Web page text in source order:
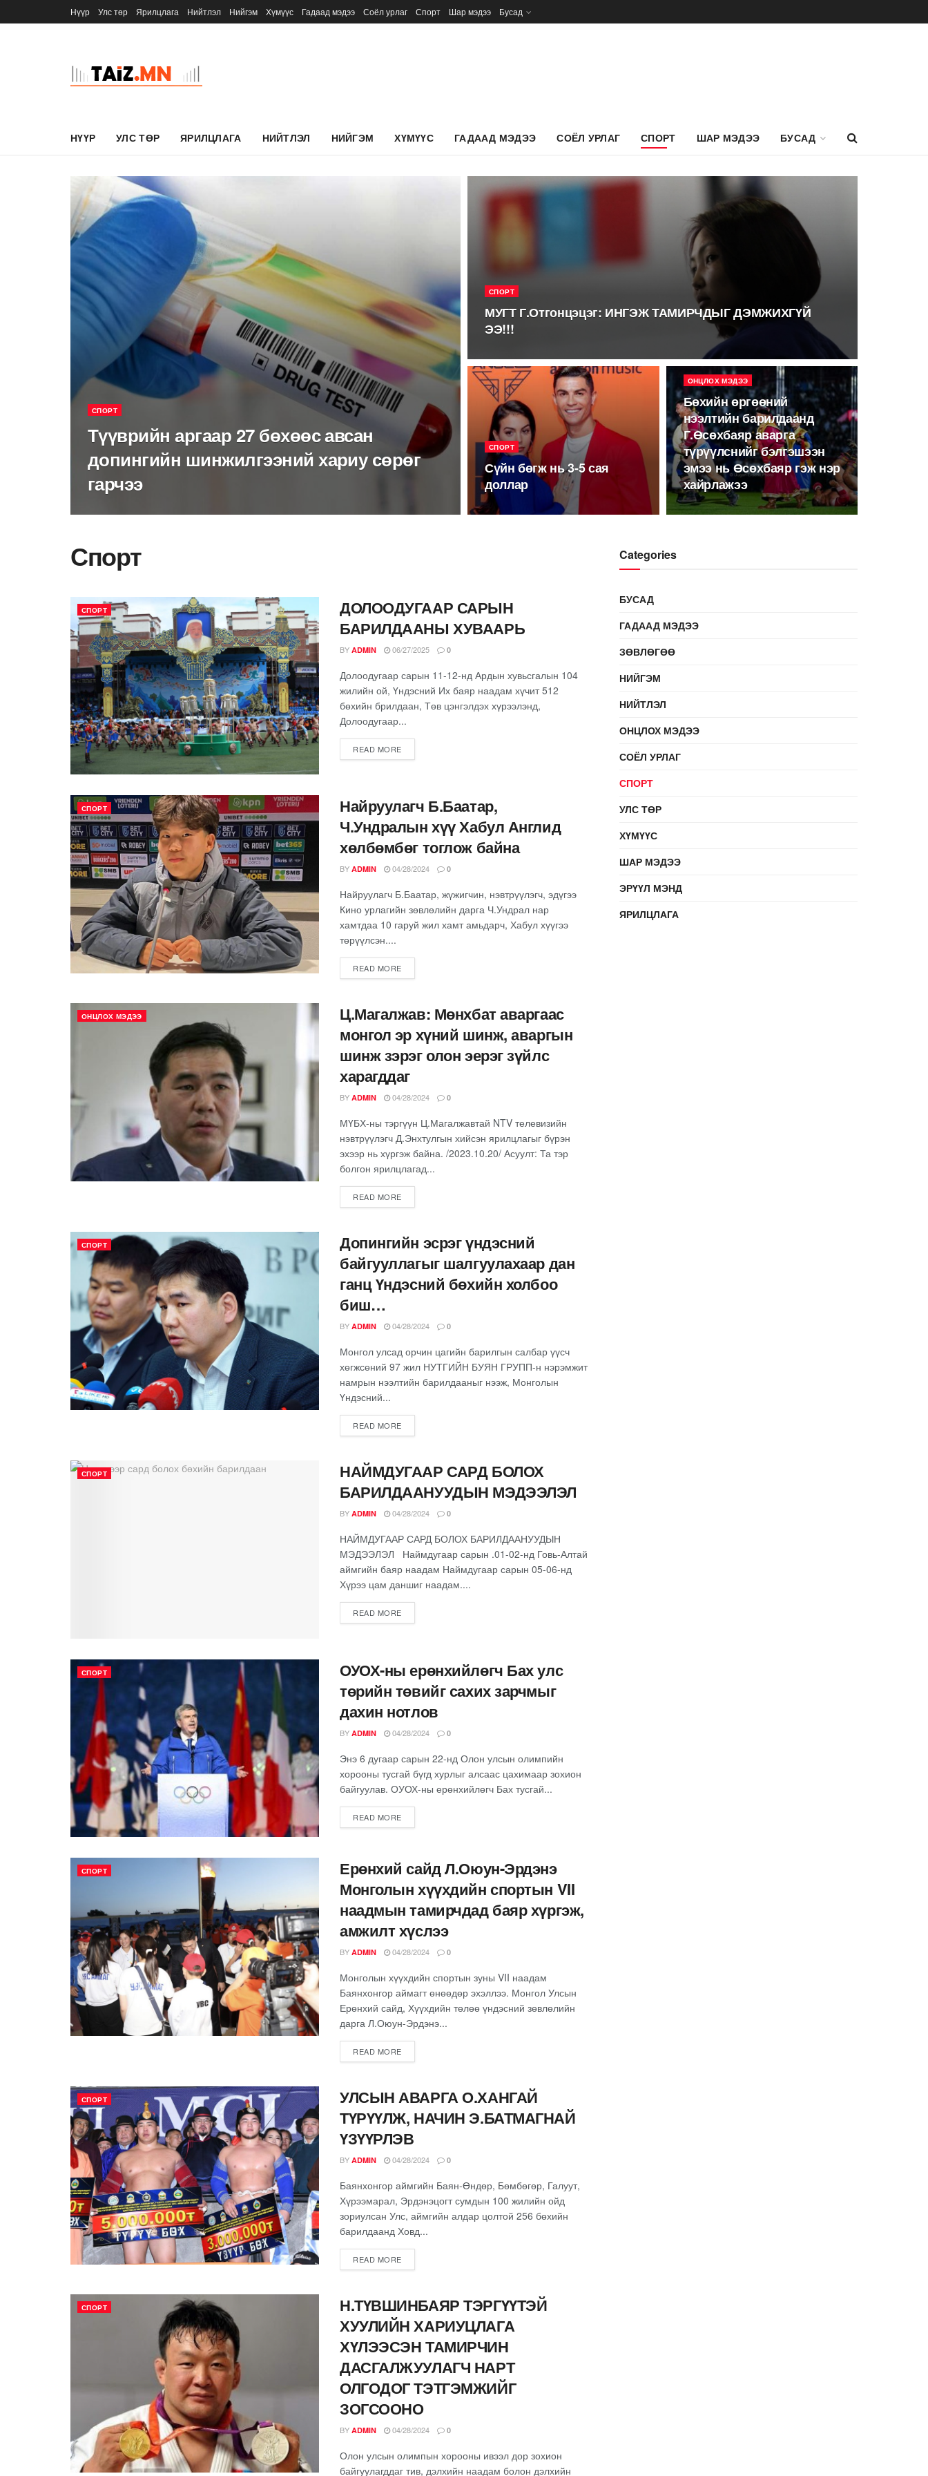
Нүүр Улс төр Ярилцлага Нийтлэл Нийгэм Хүмүүс Гадаад мэдээ Соёл урлаг Спорт Шар мэдээ Бусад
НҮҮР УЛС ТӨР ЯРИЛЦЛАГА НИЙТЛЭЛ НИЙГЭМ ХҮМҮҮС ГАДААД МЭДЭЭ СОЁЛ УРЛАГ СПОРТ ШАР МЭДЭЭ БУСАД
СПОРТ
Түүврийн аргаар 27 бөхөөс авсан
допингийн шинжилгээний хариу сөрөг
гарчээ
СПОРТ
МУГТ Г.Отгонцэцэг: ИНГЭЖ ТАМИРЧДЫГ ДЭМЖИХГҮЙ
ЭЭ!!!
СПОРТ
Сүйн бөгж нь 3-5 сая
доллар
ОНЦЛОХ МЭДЭЭ
Бөхийн өргөөний
нээлтийн барилдаанд
Г.Өсөхбаяр аварга
түрүүлснийг бэлгэшээн
эмээ нь Өсөхбаяр гэж нэр
хайрлажээ
Спорт
СПОРТ
ДОЛООДУГААР САРЫН
БАРИЛДААНЫ ХУВААРЬ
BY ADMIN 06/27/2025 0
Долоодугаар сарын 11-12-нд Ардын хувьсгалын 104
жилийн ой, Үндэсний Их баяр наадам хүчит 512
бөхийн брилдаан, Төв цэнгэлдэх хүрээлэнд,
Долоодугаар...
READ MORE
СПОРТ
Найруулагч Б.Баатар,
Ч.Ундралын хүү Хабул Англид
хөлбөмбөг тоглож байна
BY ADMIN 04/28/2024 0
Найруулагч Б.Баатар, жүжигчин, нэвтрүүлэгч, эдүгээ
Кино урлагийн зөвлөлийн дарга Ч.Ундрал нар
хамтдаа 10 гаруй жил хамт амьдарч, Хабул хүүгээ
төрүүлсэн....
READ MORE
ОНЦЛОХ МЭДЭЭ
Ц.Магалжав: Мөнхбат аваргаас
монгол эр хүний шинж, аваргын
шинж зэрэг олон эерэг зүйлс
харагддаг
BY ADMIN 04/28/2024 0
МҮБХ-ны тэргүүн Ц.Магалжавтай NTV телевизийн
нэвтрүүлэгч Д.Энхтулгын хийсэн ярилцлагыг бүрэн
эхээр нь хүргэж байна. /2023.10.20/ Асуулт: Та тэр
болгон ярилцлагад...
READ MORE
СПОРТ
Допингийн эсрэг үндэсний
байгууллагыг шалгуулахаар дан
ганц Үндэсний бөхийн холбоо
биш…
BY ADMIN 04/28/2024 0
Монгол улсад орчин цагийн барилгын салбар үүсч
хөгжсөний 97 жил НУТГИЙН БУЯН ГРУПП-н нэрэмжит
намрын нээлтийн барилдааныг нээж, Монголын
Үндэсний...
READ MORE
СПОРТ
НАЙМДУГААР САРД БОЛОХ
БАРИЛДААНУУДЫН МЭДЭЭЛЭЛ
BY ADMIN 04/28/2024 0
НАЙМДУГААР САРД БОЛОХ БАРИЛДААНУУДЫН
МЭДЭЭЛЭЛ Наймдугаар сарын .01-02-нд Говь-Алтай
аймгийн баяр наадам Наймдугаар сарын 05-06-нд
Хүрээ цам даншиг наадам....
READ MORE
СПОРТ
ОУОХ-ны ерөнхийлөгч Бах улс
төрийн төвийг сахих зарчмыг
дахин нотлов
BY ADMIN 04/28/2024 0
Энэ 6 дугаар сарын 22-нд Олон улсын олимпийн
хорооны тусгай бүгд хурлыг алсаас цахимаар зохион
байгуулав. ОУОХ-ны ерөнхийлөгч Бах тусгай...
READ MORE
СПОРТ
Ерөнхий сайд Л.Оюун-Эрдэнэ
Монголын хүүхдийн спортын VII
наадмын тамирчдад баяр хүргэж,
амжилт хүслээ
BY ADMIN 04/28/2024 0
Монголын хүүхдийн спортын зуны VII наадам
Баянхонгор аймагт өнөөдөр эхэллээ. Монгол Улсын
Ерөнхий сайд, Хүүхдийн төлөө үндэсний зөвлөлийн
дарга Л.Оюун-Эрдэнэ...
READ MORE
СПОРТ
УЛСЫН АВАРГА О.ХАНГАЙ
ТҮРҮҮЛЖ, НАЧИН Э.БАТМАГНАЙ
ҮЗҮҮРЛЭВ
BY ADMIN 04/28/2024 0
Баянхонгор аймгийн Баян-Өндөр, Бөмбөгөр, Галуут,
Хүрээмарал, Эрдэнэцогт сумдын 100 жилийн ойд
зориулсан Улс, аймгийн алдар цолтой 256 бөхийн
барилдаанд Ховд...
READ MORE
СПОРТ
Н.ТҮВШИНБАЯР ТЭРГҮҮТЭЙ
ХУУЛИЙН ХАРИУЦЛАГА
ХҮЛЭЭСЭН ТАМИРЧИН
ДАСГАЛЖУУЛАГЧ НАРТ
ОЛГОДОГ ТЭТГЭМЖИЙГ
ЗОГСООНО
BY ADMIN 04/28/2024 0
Олон улсын олимпын хорооны ивээл дор зохион
байгуулагддаг тив, дэлхийн наадам болон дэлхийн
Categories
БУСАД
ГАДААД МЭДЭЭ
ЗӨВЛӨГӨӨ
НИЙГЭМ
НИЙТЛЭЛ
ОНЦЛОХ МЭДЭЭ
СОЁЛ УРЛАГ
СПОРТ
УЛС ТӨР
ХҮМҮҮС
ШАР МЭДЭЭ
ЭРҮҮЛ МЭНД
ЯРИЛЦЛАГА